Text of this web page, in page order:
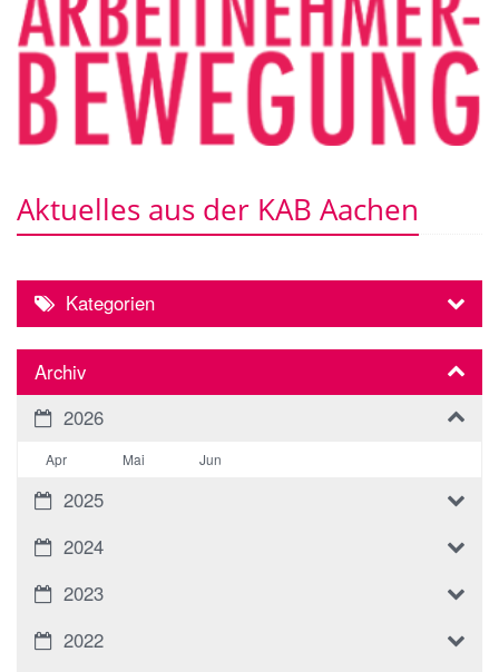
Aktuelles aus der KAB Aachen
Kategorien
Archiv
2026
Apr Mai Jun
2025
2024
2023
2022